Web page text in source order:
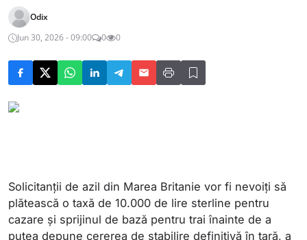
Odix
Jun 30, 2026 - 09:00
0 0
Solicitanții de azil din Marea Britanie vor fi nevoiți să
plătească o taxă de 10.000 de lire sterline pentru
cazare și sprijinul de bază pentru trai înainte de a
putea depune cererea de stabilire definitivă în țară, a